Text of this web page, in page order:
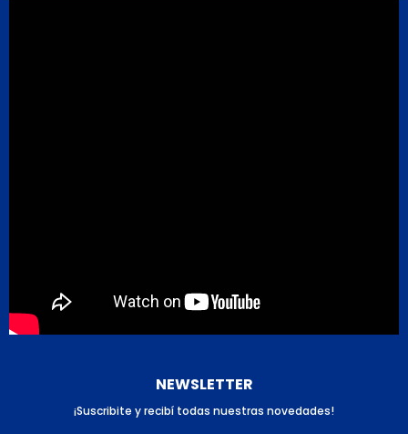
NEWSLETTER
¡Suscribite y recibí todas nuestras novedades!